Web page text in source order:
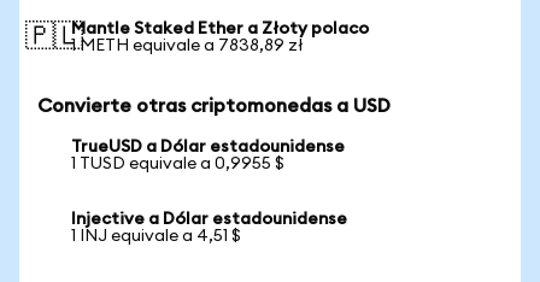
🇵🇱Mantle Staked Ether a Złoty polaco
1 METH equivale a 7838,89 zł
Convierte otras criptomonedas a USD
TrueUSD a Dólar estadounidense
1 TUSD equivale a 0,9955 $
Injective a Dólar estadounidense
1 INJ equivale a 4,51 $